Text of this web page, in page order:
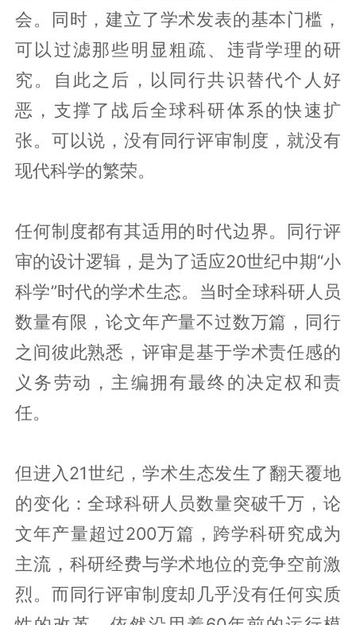
会。同时，建立了学术发表的基本门槛，
可以过滤那些明显粗疏、违背学理的研
究。自此之后，以同行共识替代个人好
恶，支撑了战后全球科研体系的快速扩
张。可以说，没有同行评审制度，就没有
现代科学的繁荣。
任何制度都有其适用的时代边界。同行评
审的设计逻辑，是为了适应20世纪中期“小
科学”时代的学术生态。当时全球科研人员
数量有限，论文年产量不过数万篇，同行
之间彼此熟悉，评审是基于学术责任感的
义务劳动，主编拥有最终的决定权和责
任。
但进入21世纪，学术生态发生了翻天覆地
的变化：全球科研人员数量突破千万，论
文年产量超过200万篇，跨学科研究成为
主流，科研经费与学术地位的竞争空前激
烈。而同行评审制度却几乎没有任何实质